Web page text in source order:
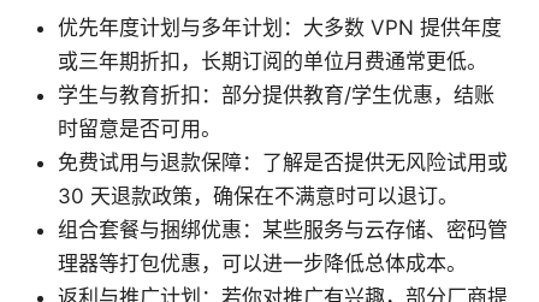
优先年度计划与多年计划：大多数 VPN 提供年度
或三年期折扣，长期订阅的单位月费通常更低。
学生与教育折扣：部分提供教育/学生优惠，结账
时留意是否可用。
免费试用与退款保障：了解是否提供无风险试用或
30 天退款政策，确保在不满意时可以退订。
组合套餐与捆绑优惠：某些服务与云存储、密码管
理器等打包优惠，可以进一步降低总体成本。
返利与推广计划：若你对推广有兴趣，部分厂商提